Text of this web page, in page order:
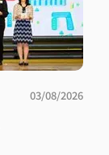
03/08/2026